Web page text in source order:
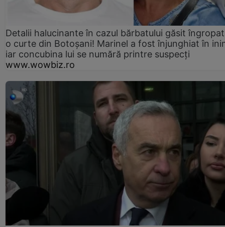
Detalii halucinante în cazul bărbatului găsit
o curte din Botoșani! Marinel a fost înjunghiat în
iar concubina lui se numără printre suspecți
www.wowbiz.ro